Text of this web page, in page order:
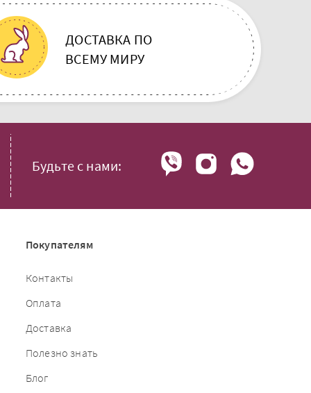
ДОСТАВКА ПО
ВСЕМУ МИРУ
Будьте с нами:
Покупателям
Контакты
Оплата
Доставка
Полезно знать
Блог